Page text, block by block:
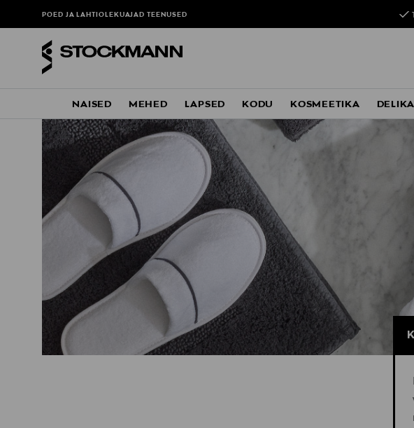
POED JA LAHTIOLEKUAJADTEENUSED
NAISED MEHED LAPSED KODU KOSMEETIKA